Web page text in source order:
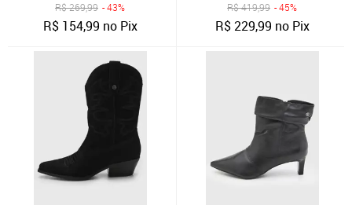
R$269,99 - 43%
R$ 154,99 no Pix
R$419,99 - 45%
R$229,99 no Pix